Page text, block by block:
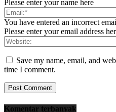
Please enter your name here
You have entered an incorrect
Please enter your email address
Save my name, email, and
time I comment.
Komentar terbanyak